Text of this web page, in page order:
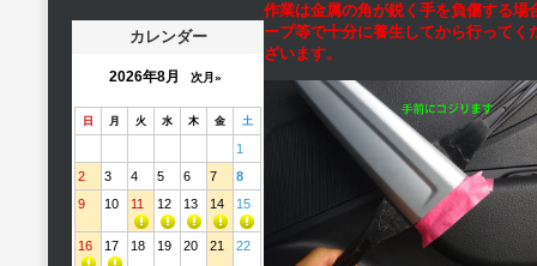
カレンダー
2026年8月 次月»
日 月 火 水 木 金 土
1
2
3 4 5 6 7
8
9
10 11 12 13 14 15
16 17 18 19 20 21 22
作業は金属の角が鋭く手を負傷する
ープ等で十分に養生してから行って
ざいます。